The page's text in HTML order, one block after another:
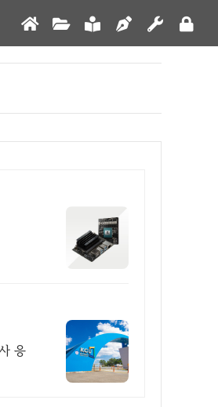
응